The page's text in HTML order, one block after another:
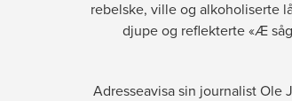
rebelske, ville og alkoholiserte
djupe og reflekterte «Æ
Adresseavisa sin journalist Ole